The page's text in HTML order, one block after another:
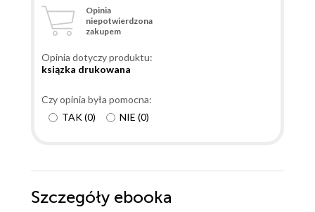
Opinia
niepotwierdzona
zakupem
Opinia dotyczy produktu:
ksiązka drukowana
Czy opinia była pomocna:
TAK(0) NIE (0)
Szczegóły ebooka